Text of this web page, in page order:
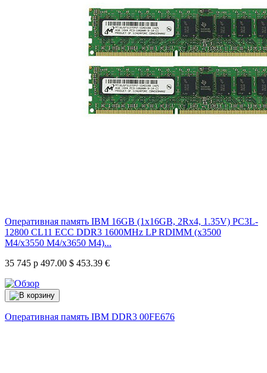
Оперативная память IBM 16GB (1x16GB, 2Rx4, 1.35V) PC3L-
12800 CL11 ECC DDR3 1600MHz LP RDIMM (x3500
M4/x3550 M4/x3650 M4)...
35 745 р 497.00 $ 453.39 €
Оперативная память IBM DDR3 00FE676